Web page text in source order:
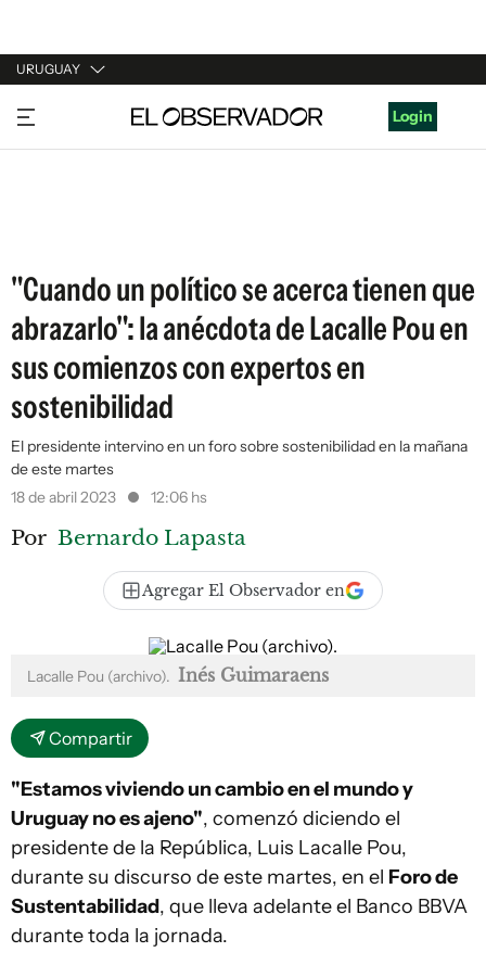
URUGUAY
URUGUAY
ARGENTINA
Login
"Cuando un político se acerca tienen que
abrazarlo": la anécdota de Lacalle Pou en
sus comienzos con expertos en
sostenibilidad
El presidente intervino en un foro sobre sostenibilidad en la mañana
de este martes
18 de abril 2023
12:06 hs
Por Bernardo Lapasta
Agregar El Observador en
Lacalle Pou (archivo). Inés Guimaraens
Compartir
"Estamos viviendo un cambio en el mundo y
Uruguay no es ajeno", comenzó diciendo el
presidente de la República, Luis Lacalle Pou,
durante su discurso de este martes, en el Foro de
Sustentabilidad, que lleva adelante el Banco BBVA
durante toda la jornada.